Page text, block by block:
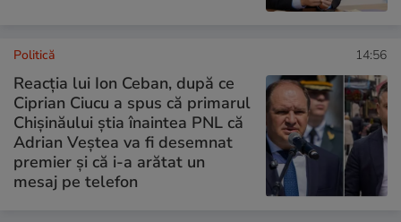
Politică 14:56
Reacția lui Ion Ceban, după ce
Ciprian Ciucu a spus că primarul
Chișinăului știa înaintea PNL că
Adrian Veștea va fi desemnat
premier și că i-a arătat un
mesaj pe telefon